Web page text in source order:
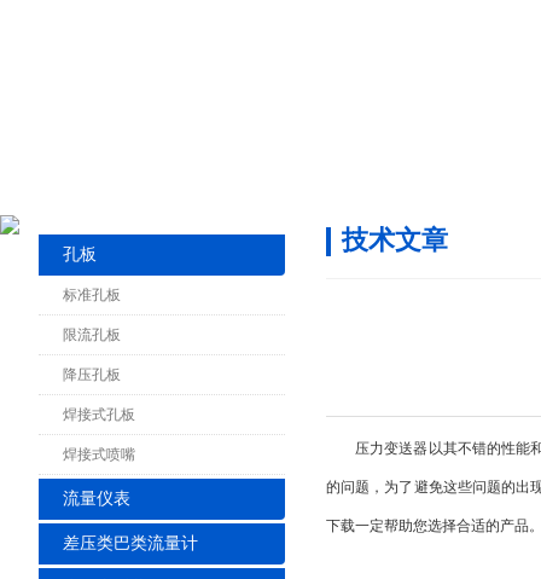
孔板
标准孔板
限流孔板
降压孔板
焊接式孔板
焊接式喷嘴
流量仪表
差压类巴类流量计
技术文章
压力变送器以其不错的性能和较为
的问题，为了避免这些问题的
下载一定帮助您选择合适的产品